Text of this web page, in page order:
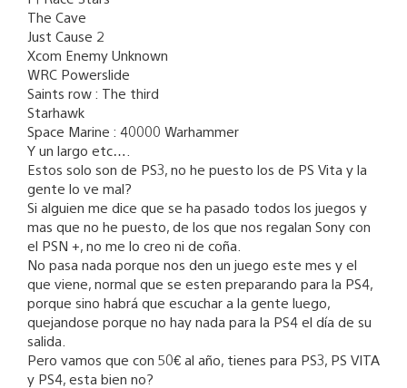
The Cave
Just Cause 2
Xcom Enemy Unknown
WRC Powerslide
Saints row : The third
Starhawk
Space Marine : 40000 Warhammer
Y un largo etc….
Estos solo son de PS3, no he puesto los de PS Vita y la
gente lo ve mal?
Si alguien me dice que se ha pasado todos los juegos y
mas que no he puesto, de los que nos regalan Sony con
el PSN +, no me lo creo ni de coña.
No pasa nada porque nos den un juego este mes y el
que viene, normal que se esten preparando para la PS4,
porque sino habrá que escuchar a la gente luego,
quejandose porque no hay nada para la PS4 el día de su
salida.
Pero vamos que con 50€ al año, tienes para PS3, PS VITA
y PS4, esta bien no?